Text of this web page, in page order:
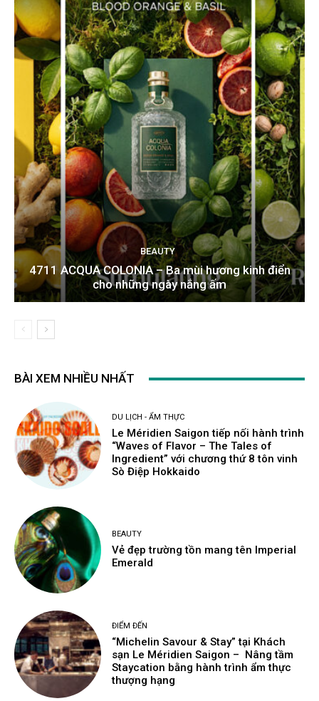
BEAUTY
4711 ACQUA COLONIA – Ba mùi hương kinh điển
cho những ngày nắng ấm
BÀI XEM NHIỀU NHẤT
DU LỊCH - ẨM THỰC
Le Méridien Saigon tiếp nối hành trình
“Waves of Flavor – The Tales of
Ingredient” với chương thứ 8 tôn vinh
Sò Điệp Hokkaido
BEAUTY
Vẻ đẹp trường tồn mang tên Imperial
Emerald
ĐIỂM ĐẾN
“Michelin Savour & Stay” tại Khách
sạn Le Méridien Saigon – Nâng tầm
Staycation bằng hành trình ẩm thực
thượng hạng